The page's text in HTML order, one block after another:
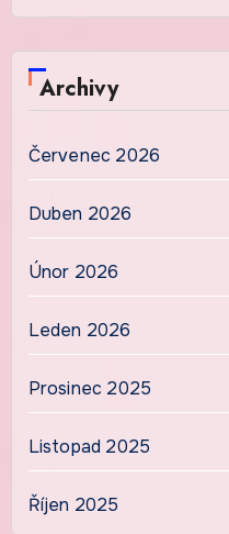
Archivy
Červenec 2026
Duben 2026
Únor 2026
Leden 2026
Prosinec 2025
Listopad 2025
Říjen 2025